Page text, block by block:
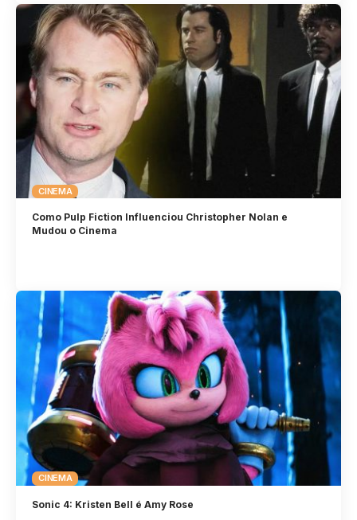
CINEMA
Como Pulp Fiction Influenciou Christopher Nolan e
Mudou o Cinema
CINEMA
Sonic 4: Kristen Bell é Amy Rose